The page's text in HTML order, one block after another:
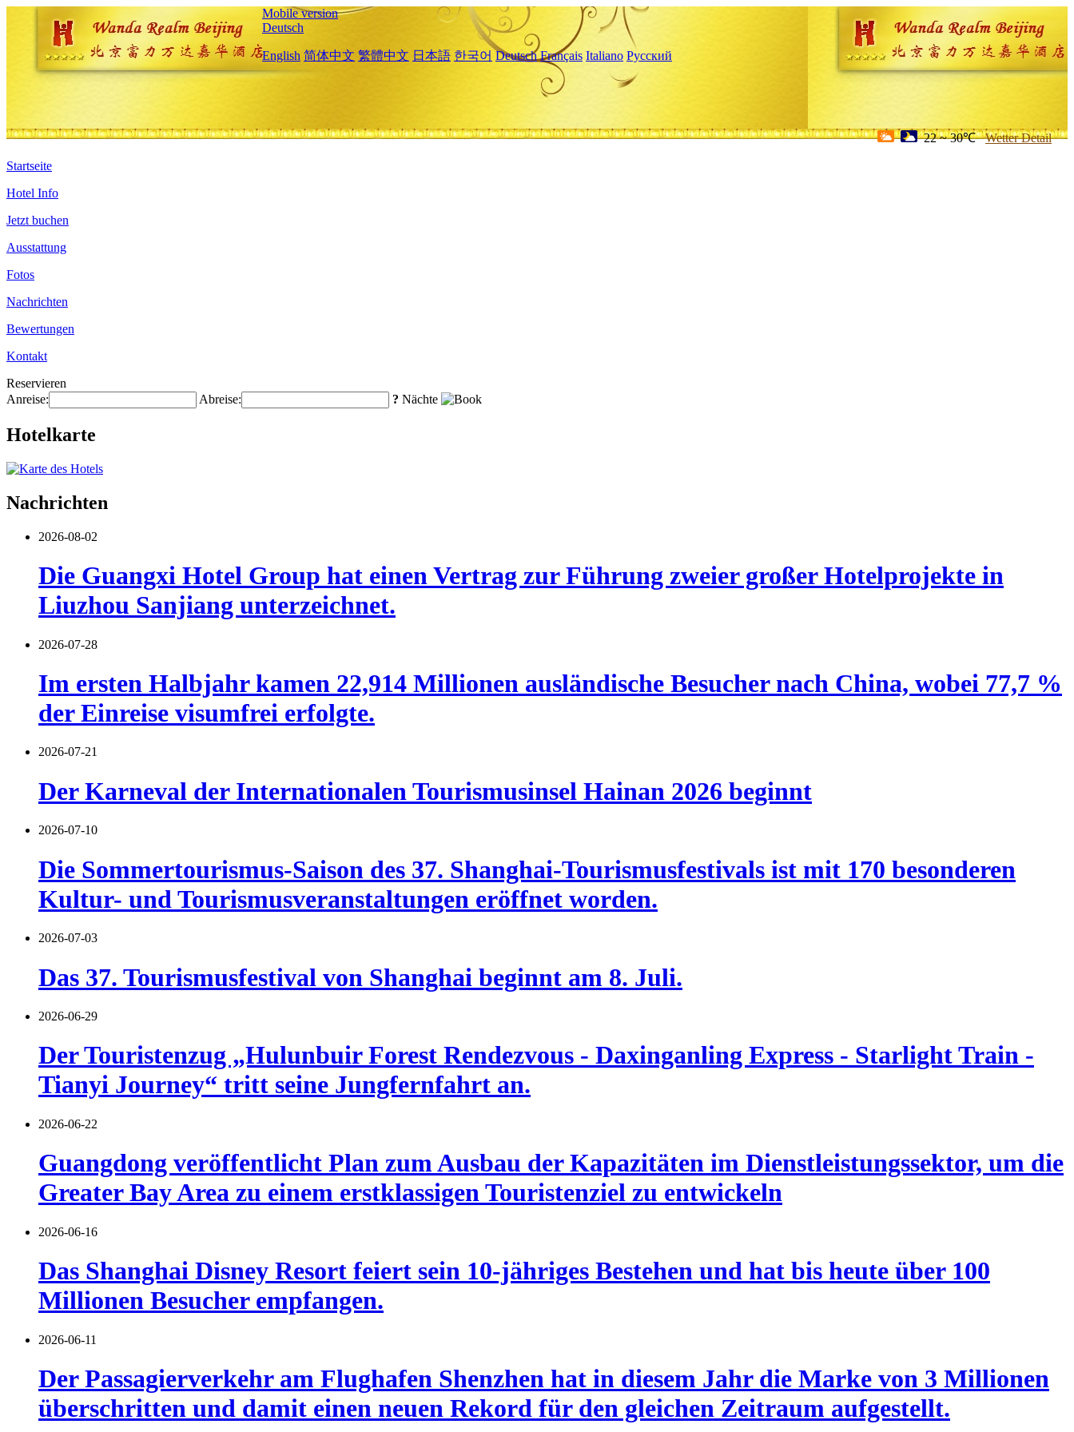
Mobile version
Deutsch
English 简体中文 繁體中文 日本語 한국어 Deutsch Français Italiano Русский
22 ~ 30℃ Wetter Detail
Startseite
Hotel Info
Jetzt buchen
Ausstattung
Fotos
Nachrichten
Bewertungen
Kontakt
Reservieren
Anreise:
Abreise: ? Nächte
Hotelkarte
Nachrichten
2026-08-02
Die Guangxi Hotel Group hat einen Vertrag zur Führung zweier großer Hotelprojekte in
Liuzhou Sanjiang unterzeichnet.
2026-07-28
Im ersten Halbjahr kamen 22,914 Millionen ausländische Besucher nach China, wobei 77,7 %
der Einreise visumfrei erfolgte.
2026-07-21
Der Karneval der Internationalen Tourismusinsel Hainan 2026 beginnt
2026-07-10
Die Sommertourismus-Saison des 37. Shanghai-Tourismusfestivals ist mit 170 besonderen
Kultur- und Tourismusveranstaltungen eröffnet worden.
2026-07-03
Das 37. Tourismusfestival von Shanghai beginnt am 8. Juli.
2026-06-29
Der Touristenzug „Hulunbuir Forest Rendezvous - Daxinganling Express - Starlight Train -
Tianyi Journey“ tritt seine Jungfernfahrt an.
2026-06-22
Guangdong veröffentlicht Plan zum Ausbau der Kapazitäten im Dienstleistungssektor, um die
Greater Bay Area zu einem erstklassigen Touristenziel zu entwickeln
2026-06-16
Das Shanghai Disney Resort feiert sein 10-jähriges Bestehen und hat bis heute über 100
Millionen Besucher empfangen.
2026-06-11
Der Passagierverkehr am Flughafen Shenzhen hat in diesem Jahr die Marke von 3 Millionen
überschritten und damit einen neuen Rekord für den gleichen Zeitraum aufgestellt.